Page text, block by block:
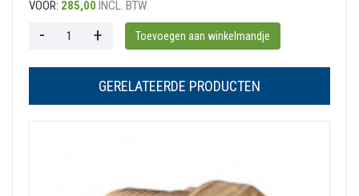
VOOR: 285,00 INCL. BTW.
GERELATEERDE PRODUCTEN